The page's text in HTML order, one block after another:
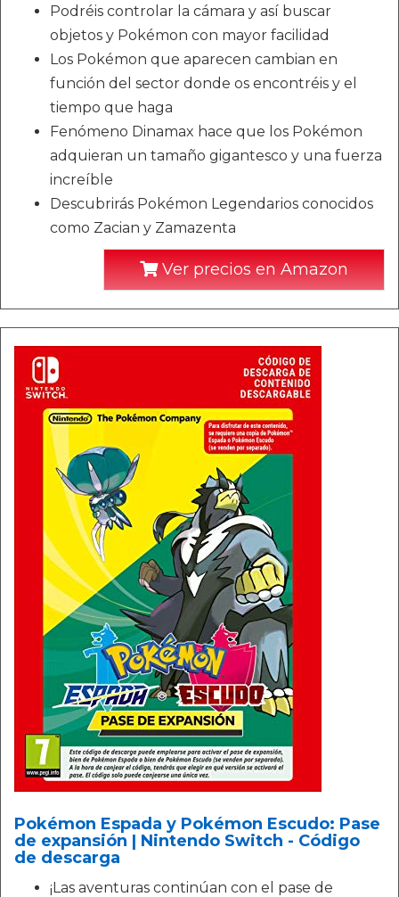
Podréis controlar la cámara y así buscar
objetos y Pokémon con mayor facilidad
Los Pokémon que aparecen cambian en
función del sector donde os encontréis y el
tiempo que haga
Fenómeno Dinamax hace que los Pokémon
adquieran un tamaño gigantesco y una fuerza
increíble
Descubrirás Pokémon Legendarios conocidos
como Zacian y Zamazenta
Ver precios en Amazon
Pokémon Espada y Pokémon Escudo: Pase
de expansión | Nintendo Switch - Código
de descarga
¡Las aventuras continúan con el pase de